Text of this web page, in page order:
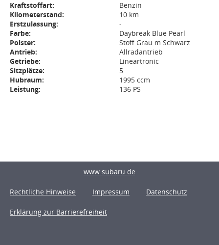
Kraftstoffart:
Benzin
Kilometerstand:
10 km
Erstzulassung:
-
Farbe:
Daybreak Blue Pearl
Polster:
Stoff Grau m Schwarz
Antrieb:
Allradantrieb
Getriebe:
Lineartronic
Sitzplätze:
5
Hubraum:
1995 ccm
Leistung:
136 PS
www.subaru.de
Rechtliche Hinweise Impressum Datenschutz
Erklärung zur Barrierefreiheit